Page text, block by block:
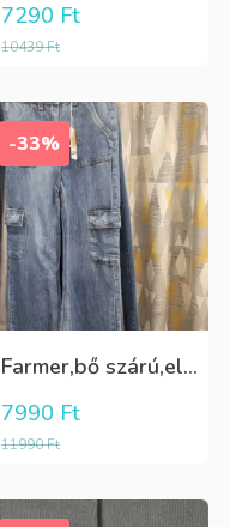
10439Ft
7290 Ft
-33%
Farmer,bő szárú,elöl és oldalt zsebes lány nadrág
11990Ft
7990 Ft